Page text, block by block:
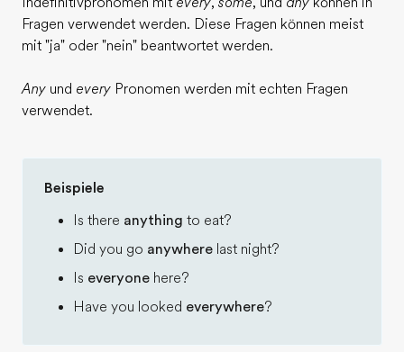
Fragen verwendet werden. Diese Fragen können meist
mit "ja" oder "nein" beantwortet werden.
Any und every Pronomen werden mit echten Fragen
verwendet.
Beispiele
Is there anything to eat?
Did you go anywhere last night?
Is everyone here?
Have you looked everywhere?